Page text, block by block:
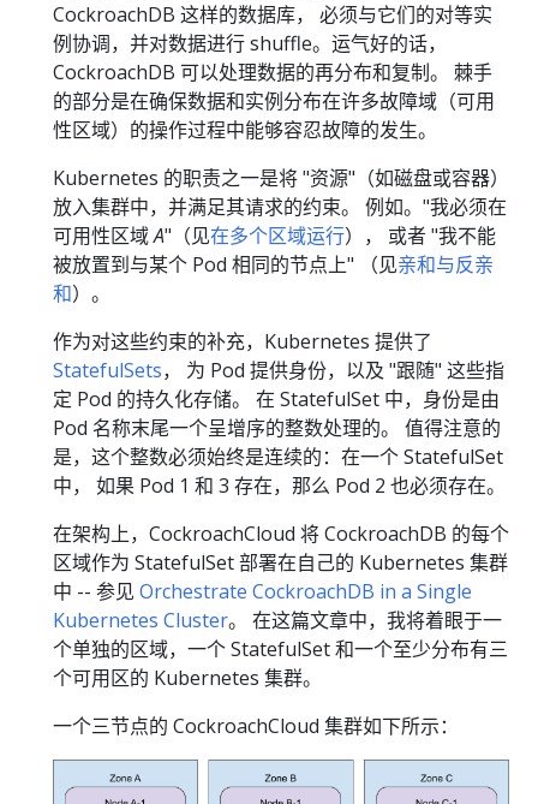
CockroachDB 这样的数据库， 必须与它们的对等实
例协调，并对数据进行 shuffle。运气好的话，
CockroachDB 可以处理数据的再分布和复制。 棘手
的部分是在确保数据和实例分布在许多故障域（可用
性区域）的操作过程中能够容忍故障的发生。
Kubernetes 的职责之一是将 "资源"（如磁盘或容器）
放入集群中，并满足其请求的约束。 例如。"我必须在
可用性区域A"（见在多个区域运行）， 或者 "我不能
被放置到与某个 Pod 相同的节点上" （见亲和与反亲
和）。
作为对这些约束的补充，Kubernetes 提供了
StatefulSets， 为 Pod 提供身份，以及 "跟随" 这些指
定 Pod 的持久化存储。 在 StatefulSet 中，身份是由
Pod 名称末尾一个呈增序的整数处理的。 值得注意的
是，这个整数必须始终是连续的：在一个 StatefulSet
中， 如果 Pod 1 和 3 存在，那么 Pod 2 也必须存在。
在架构上，CockroachCloud 将 CockroachDB 的每个
区域作为 StatefulSet 部署在自己的 Kubernetes 集群
中 -- 参见 Orchestrate CockroachDB in a Single
Kubernetes Cluster。 在这篇文章中，我将着眼于一
个单独的区域，一个 StatefulSet 和一个至少分布有三
个可用区的 Kubernetes 集群。
一个三节点的 CockroachCloud 集群如下所示：